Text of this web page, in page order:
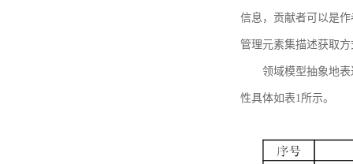
信息，贡献者可以是
管理元素集描述获取
领域模型抽象地
性具体如表1所示。